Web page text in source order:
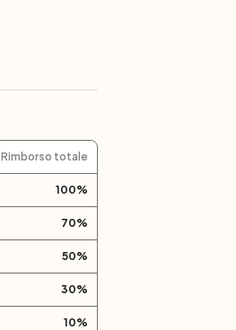
Rimborso totale
100%
70%
50%
30%
10%